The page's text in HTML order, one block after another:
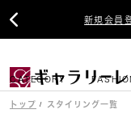
新規会員

CATEGORY
トップ スタイリング一覧